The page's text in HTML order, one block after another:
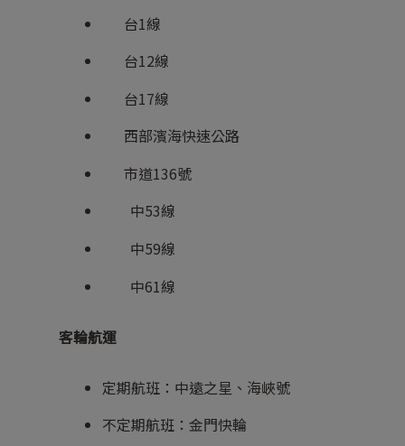
台1線
台12線
台17線
西部濱海快速公路
市道136號
中53線
中59線
中61線
客輪航運
定期航班：中遠之星、海峽號
不定期航班：金門快輪